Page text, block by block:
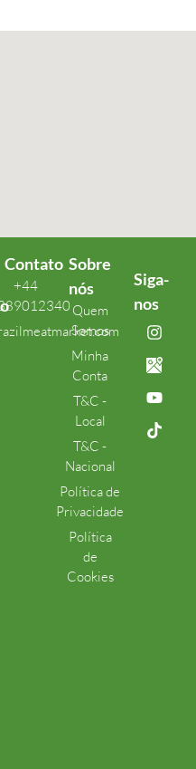
Contato
+44
Sobre
nós
Quem
Somos
Minha
Conta
T&C -
Local
T&C -
Nacional
Política de
Privacidade
Política
de
Cookies
Siga-
nos